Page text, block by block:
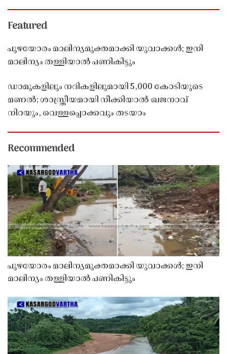
Featured
പുഴയോരം മാലിന്യമുക്തമാക്കി യുവാക്കൾ; ഇനി
മാലിന്യം തള്ളിയാൽ പണികിട്ടും
ഡാമുകളിലും നദികളിലുമായി 5,000 കോടിയുടെ
മണൽ; ശാസ്ത്രീയമായി നീക്കിയാൽ ഖജനാവ്
നിറയും, വെള്ളപ്പൊക്കവും തടയാം
Recommended
പുഴയോരം മാലിന്യമുക്തമാക്കി യുവാക്കൾ; ഇനി
മാലിന്യം തള്ളിയാൽ പണികിട്ടും